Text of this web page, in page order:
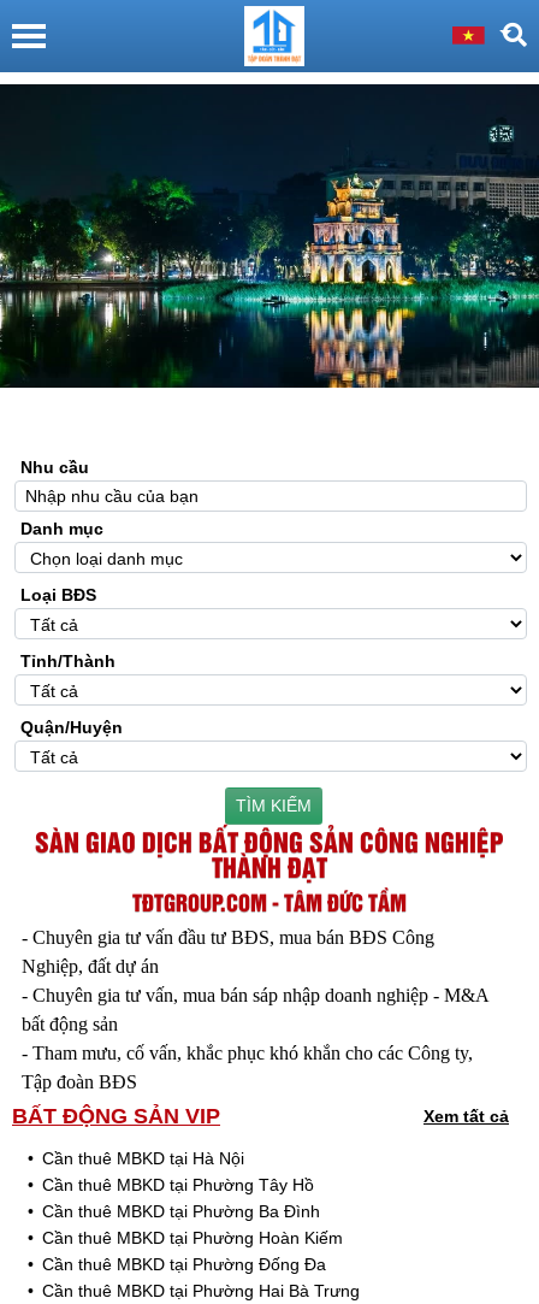
Nhu cầu
Danh mục
Loại BĐS
Tỉnh/Thành
Quận/Huyện
TÌM KIẾM
SÀN GIAO DỊCH BẤT ĐỘNG SẢN CÔNG NGHIỆP
THÀNH ĐẠT
TĐTGROUP.COM - TÂM ĐỨC TẦM
- Chuyên gia tư vấn đầu tư BĐS, mua bán BĐS Công
Nghiệp, đất dự án
- Chuyên gia tư vấn, mua bán sáp nhập doanh nghiệp - M&A
bất động sản
- Tham mưu, cố vấn, khắc phục khó khắn cho các Công ty,
Tập đoàn BĐS
BẤT ĐỘNG SẢN VIP Xem tất cả
Cần thuê MBKD tại Hà Nội
Cần thuê MBKD tại Phường Tây Hồ
Cần thuê MBKD tại Phường Ba Đình
Cần thuê MBKD tại Phường Hoàn Kiếm
Cần thuê MBKD tại Phường Đống Đa
Cần thuê MBKD tại Phường Hai Bà Trưng